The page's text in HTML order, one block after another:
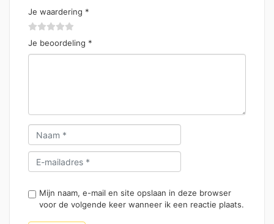
Je waardering *
Je beoordeling *
Mijn naam, e-mail en site opslaan in deze browser
voor de volgende keer wanneer ik een reactie plaats.